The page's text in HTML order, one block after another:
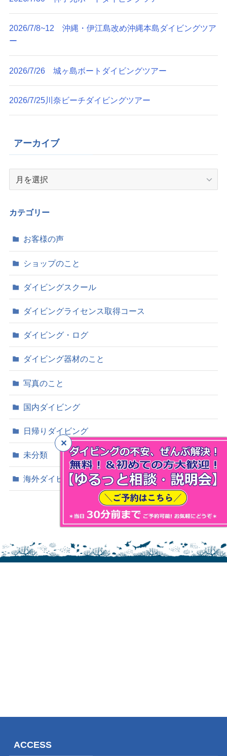
2026/7/8~12 沖縄・伊江島改め沖縄本島ダイビングツア
ー
2026/7/26 城ヶ島ボートダイビングツアー
2026/7/25川奈ビーチダイビングツアー
アーカイブ
イ
カテゴリー
お客様の声
ショップのこと
ダイビングスクール
ダイビングライセンス取得コース
ダイビング・ログ
ダイビング器材のこと
写真のこと
国内ダイビング
日帰りダイビング
未分類
海外ダイビング
ACCESS